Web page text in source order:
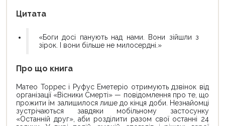
Цитата
«Боги досі панують над нами. Вони зійшли з
зірок. І вони більше не милосердні.»
Про що книга
Матео Торрес і Руфус Еметеріо отримують дзвінок від
організації «Вісники Смерті» — повідомлення про те, що
прожити їм залишилося лише до кінця доби. Незнайомці
зустрічаються завдяки мобільному застосунку
«Останній друг», аби розділити разом свої останні 24